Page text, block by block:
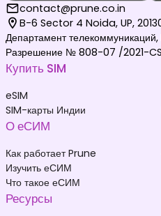
contact@prune.co.in
B-6 Sector 4 Noida, UP,
Департамент
Разрешение № 808-07 /2021-
Купить SIM
eSIM
SIM-карты Индии
О еСИМ
Как работает Prune
Изучить еСИМ
Что такое еСИМ
Ресурсы